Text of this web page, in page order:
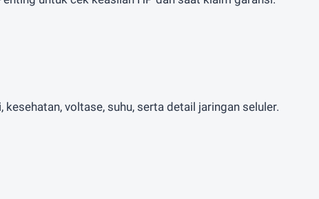
voltase, suhu, serta detail jaringan seluler.